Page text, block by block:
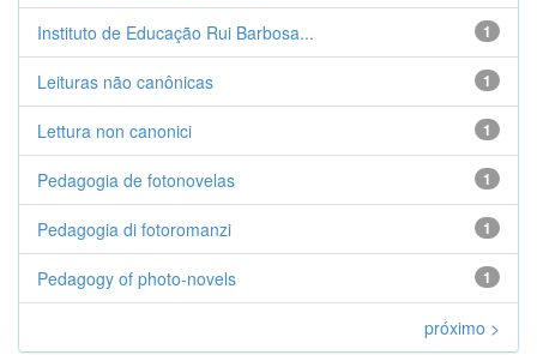
1
Instituto de Educação Rui Barbosa...
1
Leituras não canônicas
1
Lettura non canonici
1
Pedagogia de fotonovelas
1
Pedagogia di fotoromanzi
1
Pedagogy of photo-novels
próximo >